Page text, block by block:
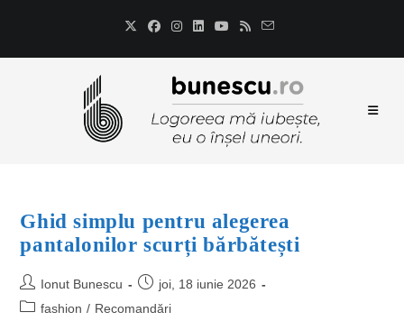
Ghid simplu pentru alegerea
pantalonilor scurți bărbătești
Ionut Bunescu
joi, 18 iunie 2026
fashion / Recomandări